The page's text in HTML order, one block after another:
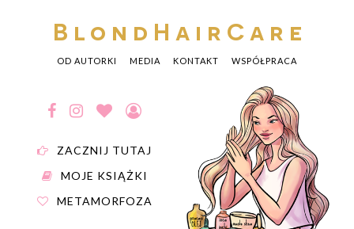
BlondHairCare
OD AUTORKI MEDIA KONTAKT WSPÓŁPRACA
ZACZNIJ TUTAJ
MOJE KSIĄŻKI
METAMORFOZA